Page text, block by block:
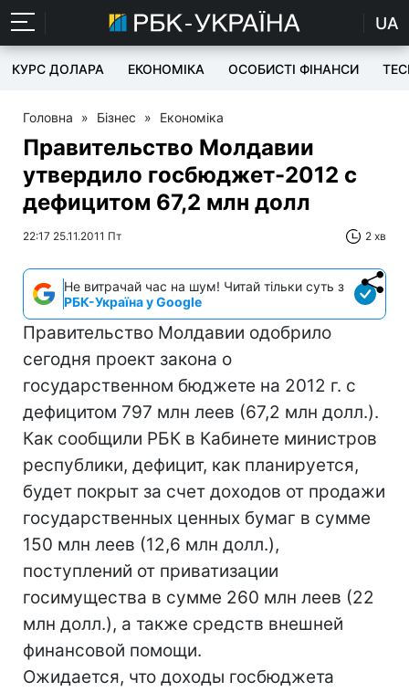
UA
КУРС ДОЛАРА ЕКОНОМІКА ОСОБИСТІ ФІНАНСИ
Головна » Бізнес » Економіка
Правительство Молдавии
утвердило госбюджет-2012 с
дефицитом 67,2 млн долл
22:17 25.11.2011 Пт 2 хв
Не витрачай час на шум! Читай тільки суть з
РБК-Україна у Google
Правительство Молдавии одобрило
сегодня проект закона о
государственном бюджете на 2012 г. с
дефицитом 797 млн леев (67,2 млн долл.).
Как сообщили РБК в Кабинете министров
республики, дефицит, как планируется,
будет покрыт за счет доходов от продажи
государственных ценных бумаг в сумме
150 млн леев (12,6 млн долл.),
поступлений от приватизации
госимущества в сумме 260 млн леев (22
млн долл.), а также средств внешней
финансовой помощи.
Ожидается, что доходы госбюджета